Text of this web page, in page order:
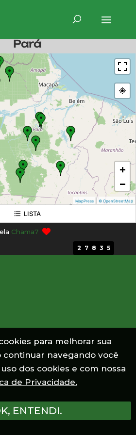
Pará
Jacundá
do Planalto
+
−
MapPress © OpenStreetMap
LISTA
Chama7
27835
para melhorar sua
continuar navegando você
dos cookies e com nossa
de Privacidade.
ENTENDI.